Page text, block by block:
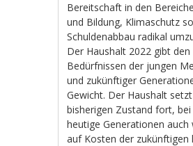
Bereitschaft in den
und Bildung, Klimaschutz
Schuldenabbau radikal
Der Haushalt 2022 gibt den
Bedürfnissen der jungen
und zukünftiger
Gewicht. Der Haushalt
bisherigen Zustand fort,
heutige Generationen auch
auf Kosten der zukünftigen